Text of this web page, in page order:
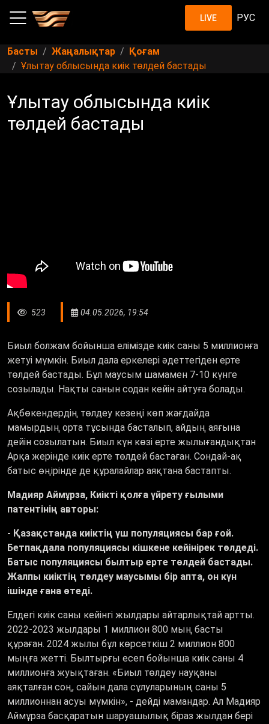
LIVE РУС
Басты Жаңалықтар
Қоғам
Ұлытау облысында киік төлдей бастады
Ұлытау облысында киік
төлдей бастады
523 04.05.2026, 19:54
Биыл болжам бойынша елімізде киік саны 5 миллионға
жетуі мүмкін. Биыл дала еркелері әдеттегіден ерте
төлдей бастады. Бұл маусым шамамен 7-10 күнге
созылады. Нақты санын содан кейін айтуға болады.
Ақбөкендердің төлдеу кезеңі көп жағдайда
мамырдың орта тұсында басталып, айдың аяғына
дейін созылатын. Биыл күн көзі ерте жылығандықтан
Арқа жерінде киік ерте төлдей бастаған. Сондай-ақ
батыс өңірінде де құралайлар аяқтана бастапты.
Мадияр Аймұрза, Киікті қолға үйрету ғылыми
патентінің авторы:
- Қазақстанда киіктің үш популяциясы бар ғой.
Бетпақдала популяциясы кішкене кейінірек төлдеді.
Батыс популяциясы былтыр ерте төлдей бастады.
Жалпы киіктің төлдеу маусымы бір апта, он күн
ішінде ғана өтеді.
Елдегі киік саны кейінгі жылдары айтарлықтай артты.
2022-2023 жылдары 1 миллион 800 мың басты
құраған. 2024 жылы бұл көрсеткіш 2 миллион 800
мыңға жетті. Былтырғы есеп бойынша киік саны 4
миллионға жуықтаған. «Биыл төлдеу науқаны
аяқталған соң, сайын дала сұлуларының саны 5
миллионнан асуы мүмкін», - дейді мамандар. Ал Мадияр
Аймұрза басқаратын шаруашылық біраз жылдан бері